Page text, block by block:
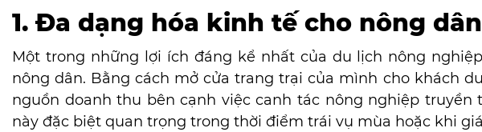
1. Đa dạng hóa kinh tế cho nông dân
Một trong những lợi ích đáng kể nhất của du lịch nông
nông dân. Bằng cách mở cửa trang trại của mình cho khách
nguồn doanh thu bên cạnh việc canh tác nông nghiệp truyền
này đặc biệt quan trọng trong thời điểm trái vụ mùa hoặc khi